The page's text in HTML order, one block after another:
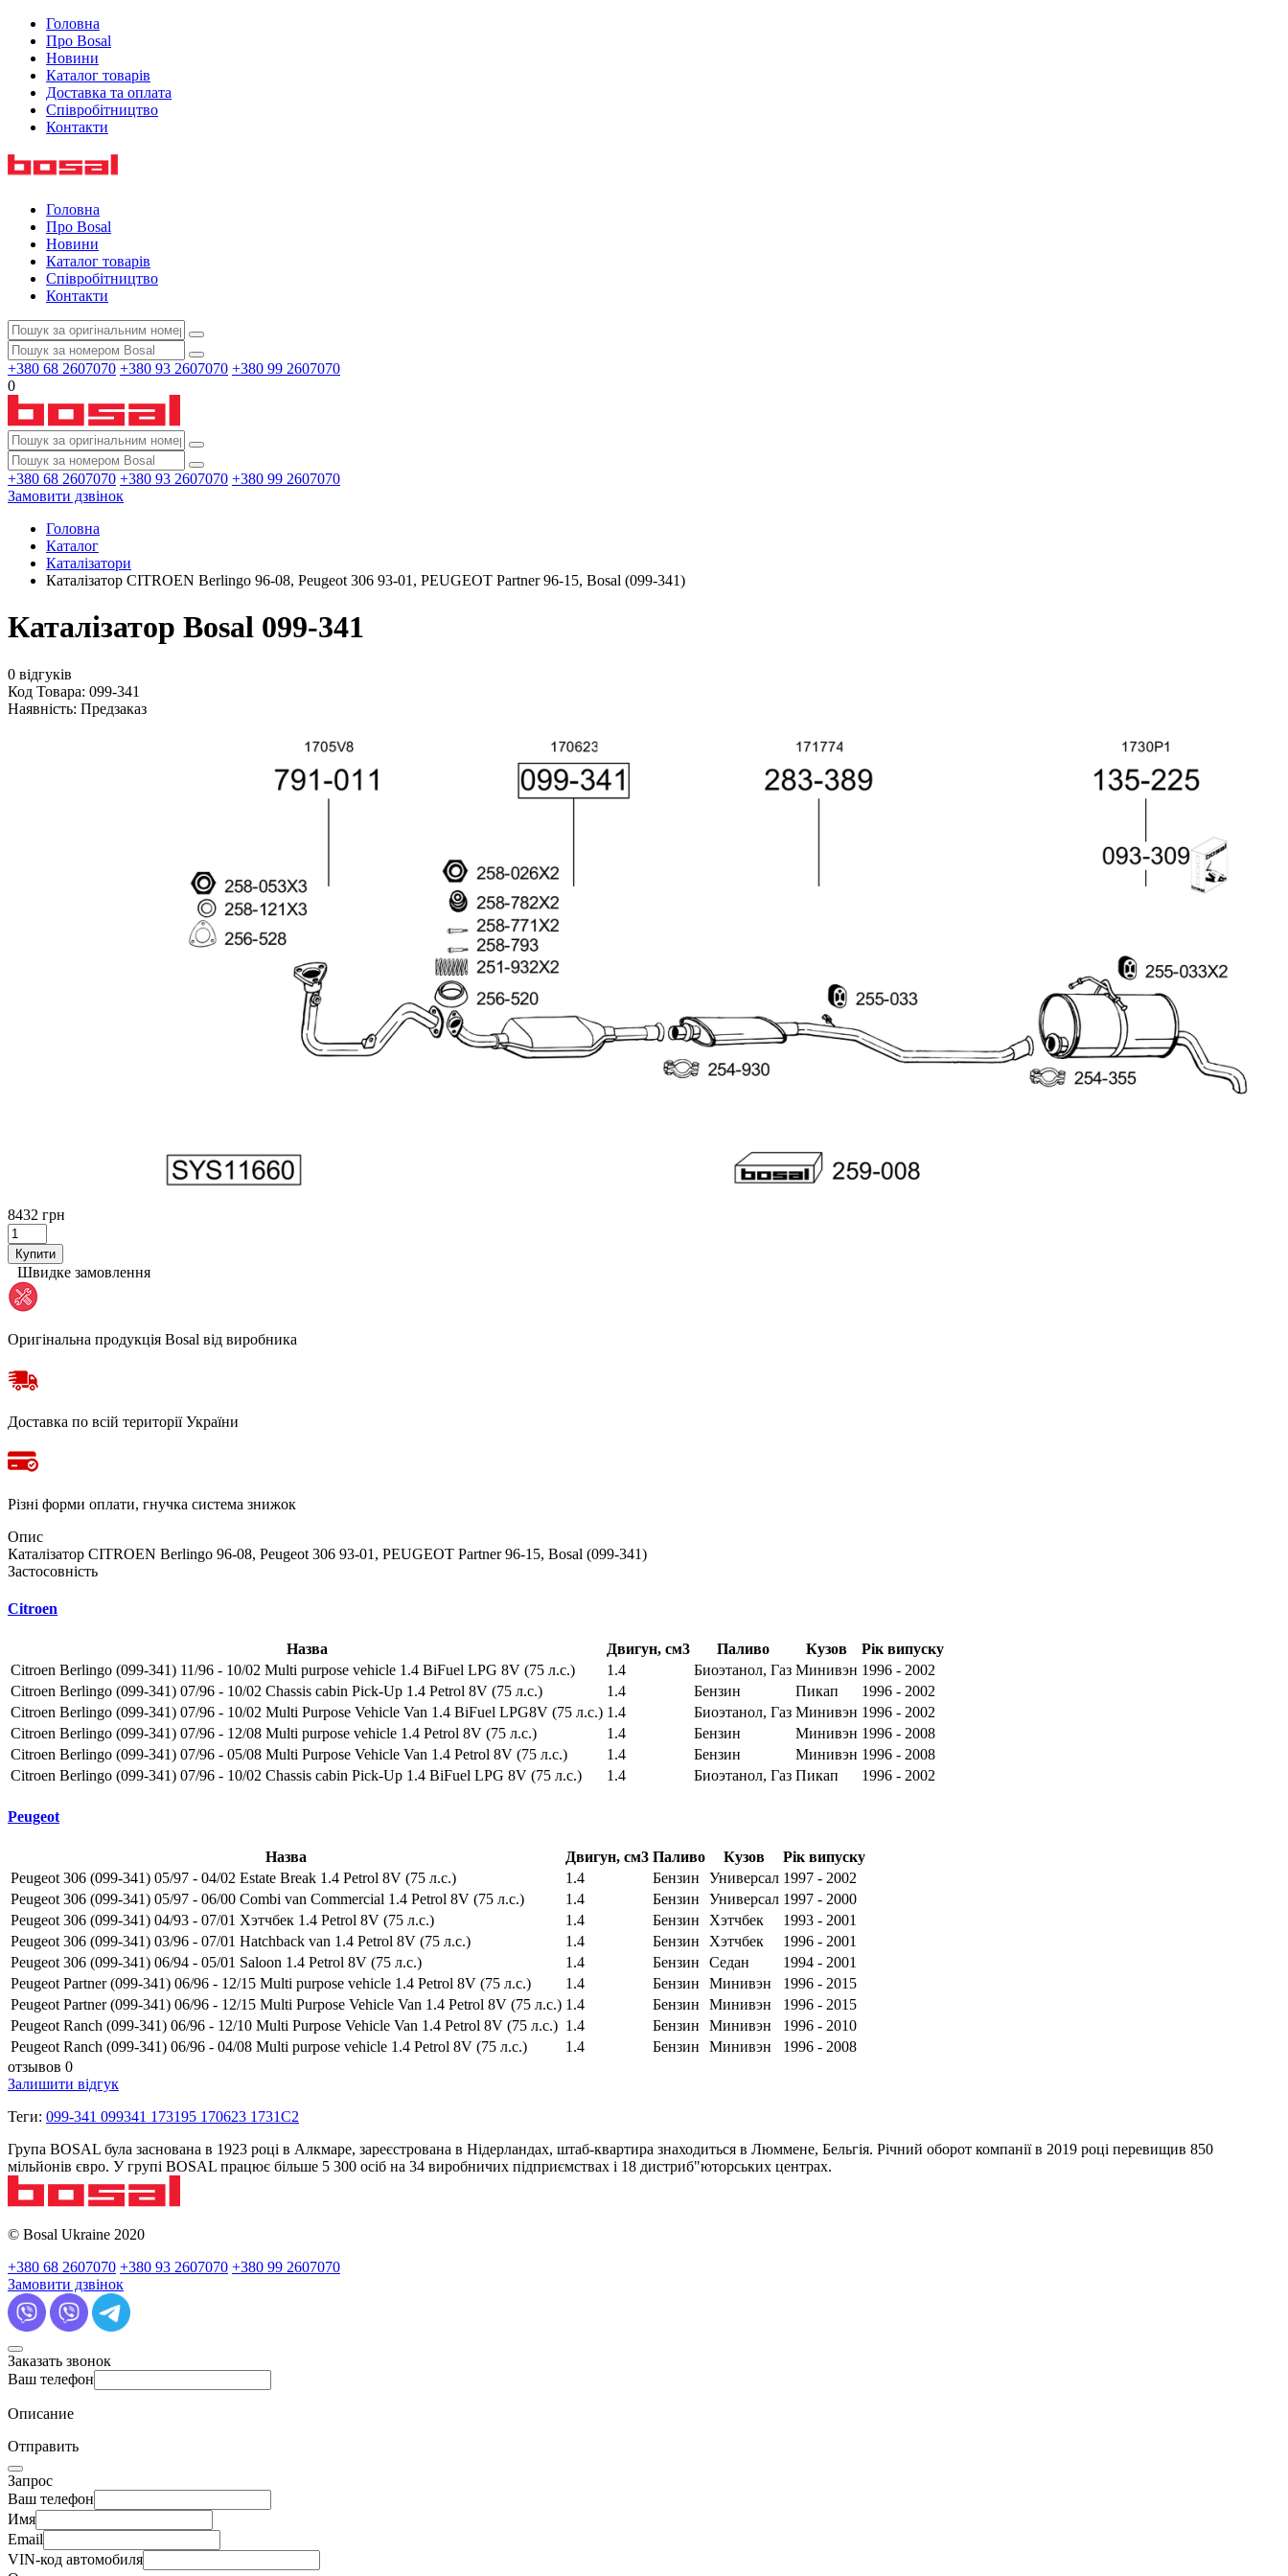
Головна
Про Bosal
Новини
Каталог товарів
Доставка та оплата
Співробітництво
Контакти
Головна
Про Bosal
Новини
Каталог товарів
Співробітництво
Контакти
+380 68 2607070 +380 93 2607070 +380 99 2607070
0
+380 68 2607070 +380 93 2607070 +380 99 2607070
Замовити дзвінок
Головна
Каталог
Каталізатори
Каталізатор CITROEN Berlingo 96-08, Peugeot 306 93-01, PEUGEOT Partner 96-15, Bosal (099-341)
Каталізатор Bosal 099-341
0 відгуків
Код Товара: 099-341
Наявність: Предзаказ
8432 грн
Купити
Швидке замовлення
Оригінальна продукція Bosal від виробника
Доставка по всій території України
Різні форми оплати, гнучка система знижок
Опис
Каталізатор CITROEN Berlingo 96-08, Peugeot 306 93-01, PEUGEOT Partner 96-15, Bosal (099-341)
Застосовність
Citroen
Назва Двигун, см3 Паливо Кузов
Рік випуску
Citroen Berlingo (099-341) 11/96 - 10/02 Multi purpose vehicle 1.4 BiFuel LPG 8V (75 л.с.)
1.4 Биоэтанол, Газ Минивэн 1996 - 2002
Citroen Berlingo (099-341) 07/96 - 10/02 Chassis cabin Pick-Up 1.4 Petrol 8V (75 л.с.)
1.4 Бензин Пикап
1996 - 2002
Citroen Berlingo (099-341) 07/96 - 10/02 Multi Purpose Vehicle Van 1.4 BiFuel LPG8V (75 л.с.) 1.4 Биоэтанол, Газ Минивэн 1996 - 2002
Citroen Berlingo (099-341) 07/96 - 12/08 Multi purpose vehicle 1.4 Petrol 8V (75 л.с.)
1.4 Бензин Минивэн 1996 - 2008
Citroen Berlingo (099-341) 07/96 - 05/08 Multi Purpose Vehicle Van 1.4 Petrol 8V (75 л.с.)
1.4 Бензин Минивэн 1996 - 2008
Citroen Berlingo (099-341) 07/96 - 10/02 Chassis cabin Pick-Up 1.4 BiFuel LPG 8V (75 л.с.)
1.4 Биоэтанол, Газ Пикап 1996 - 2002
Peugeot
Назва Двигун, см3 Паливо Кузов
Рік випуску
Peugeot 306 (099-341) 05/97 - 04/02 Estate Break 1.4 Petrol 8V (75 л.с.)
1.4 Бензин Универсал 1997 - 2002
Peugeot 306 (099-341) 05/97 - 06/00 Combi van Commercial 1.4 Petrol 8V (75 л.с.)
1.4 Бензин Универсал 1997 - 2000
Peugeot 306 (099-341) 04/93 - 07/01 Хэтчбек 1.4 Petrol 8V (75 л.с.)
1.4 Бензин Хэтчбек
1993 - 2001
Peugeot 306 (099-341) 03/96 - 07/01 Hatchback van 1.4 Petrol 8V (75 л.с.)
1.4 Бензин Хэтчбек
1996 - 2001
Peugeot 306 (099-341) 06/94 - 05/01 Saloon 1.4 Petrol 8V (75 л.с.)
1.4 Бензин Седан
1994 - 2001
Peugeot Partner (099-341) 06/96 - 12/15 Multi purpose vehicle 1.4 Petrol 8V (75 л.с.)
1.4 Бензин Минивэн
1996 - 2015
Peugeot Partner (099-341) 06/96 - 12/15 Multi Purpose Vehicle Van 1.4 Petrol 8V (75 л.с.) 1.4 Бензин Минивэн
1996 - 2015
Peugeot Ranch (099-341) 06/96 - 12/10 Multi Purpose Vehicle Van 1.4 Petrol 8V (75 л.с.) 1.4 Бензин Минивэн
1996 - 2010
Peugeot Ranch (099-341) 06/96 - 04/08 Multi purpose vehicle 1.4 Petrol 8V (75 л.с.)
1.4 Бензин Минивэн
1996 - 2008
отзывов 0
Залишити відгук
Теги: 099-341 099341 173195 170623 1731C2
Група BOSAL була заснована в 1923 році в Алкмаре, зареєстрована в Нідерландах, штаб-квартира знаходиться в Люммене, Бельгія. Річний оборот компанії в 2019 році перевищив 850
мільйонів євро. У групі BOSAL працює більше 5 300 осіб на 34 виробничих підприємствах і 18 дистриб"юторських центрах.
© Bosal Ukraine 2020
+380 68 2607070 +380 93 2607070 +380 99 2607070
Замовити дзвінок
Заказать звонок
Ваш телефон
Описание
Отправить
Запрос
Ваш телефон
Имя
Email
VIN-код автомобиля